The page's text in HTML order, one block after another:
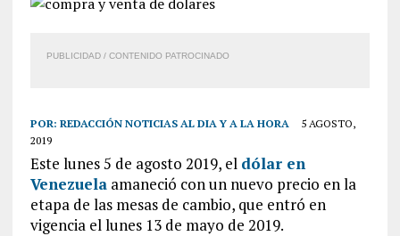
PUBLICIDAD / CONTENIDO PATROCINADO
POR: REDACCIÓN NOTICIAS AL DIA Y A LA HORA
5 AGOSTO,
2019
Este lunes 5 de agosto 2019, el dólar en
Venezuelaamaneció con un nuevo precio en la
etapa de las mesas de cambio, que entró en
vigencia el lunes 13 de mayo de 2019.